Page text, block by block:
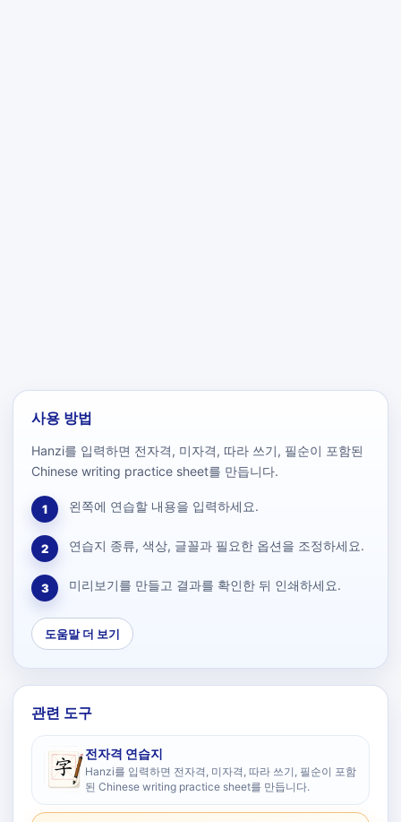
사용 방법
Hanzi를 입력하면 전자격, 미자격, 따라 쓰기, 필순이 포함된
Chinese writing practice sheet를 만듭니다.
1 왼쪽에 연습할 내용을 입력하세요.
2 연습지 종류, 색상, 글꼴과 필요한 옵션을 조정하세요.
3 미리보기를 만들고 결과를 확인한 뒤 인쇄하세요.
도움말 더 보기
관련 도구
전자격 연습지
Hanzi를 입력하면 전자격, 미자격, 따라 쓰기, 필순이 포함
된 Chinese writing practice sheet를 만듭니다.